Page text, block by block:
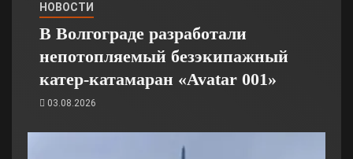
НОВОСТИ
В Волгограде разработали
непотопляемый безэкипажный
катер-катамаран «Avatar 001»
03.08.2026